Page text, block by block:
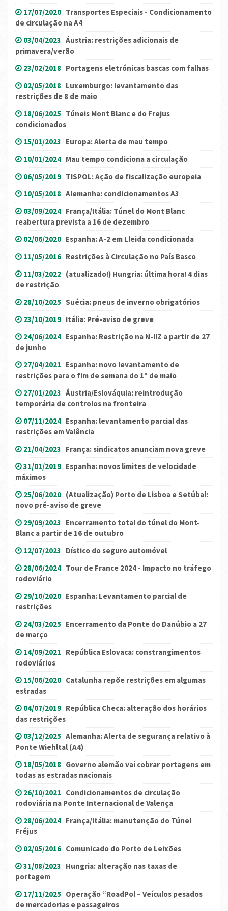
17/07/2020 Transportes Especiais - Condicionamento
de circulação na A4
03/04/2023 Áustria: restrições adicionais de
primavera/verão
23/02/2018 Portagens eletrónicas bascas com falhas
02/05/2018 Luxemburgo: levantamento das
restrições de 8 de maio
18/06/2025 Túneis Mont Blanc e do Frejus
condicionados
15/01/2023 Europa: Alerta de mau tempo
10/01/2024 Mau tempo condiciona a circulação
06/05/2019 TISPOL: Ação de fiscalização europeia
10/05/2018 Alemanha: condicionamentos A3
03/09/2024 França/Itália: Túnel do Mont Blanc
reabertura prevista a 16 de dezembro
02/06/2020 Espanha: A-2 em Lleida condicionada
11/05/2016 Restrições à Circulação no País Basco
11/03/2022 (atualizado!) Hungria: última hora! 4 dias
de restrição
28/10/2025 Suécia: pneus de inverno obrigatórios
23/10/2019 Itália: Pré-aviso de greve
24/06/2024 Espanha: Restrição na N-IIZ a partir de 27
de junho
27/04/2021 Espanha: novo levantamento de
restrições para o fim de semana do 1º de maio
27/01/2023 Áustria/Eslováquia: reintrodução
temporária de controlos na fronteira
07/11/2024 Espanha: levantamento parcial das
restrições em Valência
21/04/2023 França: sindicatos anunciam nova greve
31/01/2019 Espanha: novos limites de velocidade
máximos
25/06/2020 (Atualização) Porto de Lisboa e Setúbal:
novo pré-aviso de greve
29/09/2023 Encerramento total do túnel do Mont-
Blanc a partir de 16 de outubro
12/07/2023 Dístico do seguro automóvel
28/06/2024 Tour de France 2024 - Impacto no tráfego
rodoviário
29/10/2020 Espanha: Levantamento parcial de
restrições
24/03/2025 Encerramento da Ponte do Danúbio a 27
de março
14/09/2021 República Eslovaca: constrangimentos
rodoviários
15/06/2020 Catalunha repõe restrições em algumas
estradas
04/07/2019 República Checa: alteração dos horários
das restrições
03/12/2025 Alemanha: Alerta de segurança relativo à
Ponte Wiehltal (A4)
18/05/2018 Governo alemão vai cobrar portagens em
todas as estradas nacionais
26/10/2021 Condicionamentos de circulação
rodoviária na Ponte Internacional de Valença
28/06/2024 França/Itália: manutenção do Túnel
Fréjus
02/05/2016 Comunicado do Porto de Leixões
31/08/2023 Hungria: alteração nas taxas de
portagem
17/11/2025 Operação “RoadPol – Veículos pesados
de mercadorias e passageiros